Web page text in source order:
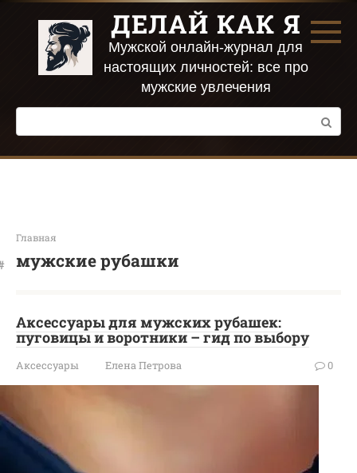
Перейти
контенту
ДЕЛАЙ КАК Я
Мужской онлайн-журнал для
настоящих личностей: все про
мужские увлечения
Поиск:
Главная
мужские рубашки
Аксессуары для мужских рубашек:
пуговицы и воротники – гид по выбору
Аксессуары Елена Петрова 0